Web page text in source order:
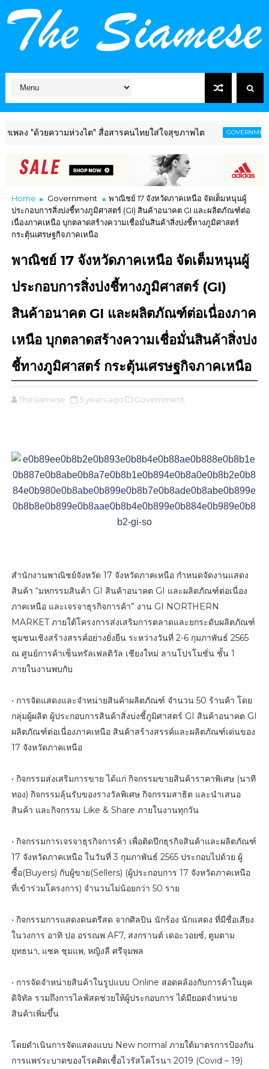
ด้วยความห่วงไต" สื่อสารคนไทยใส่ใจสุขภาพไต GOVERNMENT วัด
Home Government
พาณิชย์ 17 จังหวัดภาคเหนือ จัดเต็มหนุนผู้
ประกอบการสิ่งบ่งชี้ทางภูมิศาสตร์ (GI) สินค้าอนาคต GI และผลิตภัณฑ์ต่อ
เนื่องภาคเหนือ บุกตลาดสร้างความเชื่อมั่นสินค้าสิ่งบ่งชี้ทางภูมิศาสตร์
กระตุ้นเศรษฐกิจภาคเหนือ
พาณิชย์ 17 จังหวัดภาคเหนือ จัดเต็มหนุนผู้
ประกอบการสิ่งบ่งชี้ทางภูมิศาสตร์ (GI)
สินค้าอนาคต GI และผลิตภัณฑ์ต่อเนื่องภาค
เหนือ บุกตลาดสร้างความเชื่อมั่นสินค้าสิ่งบ่ง
ชี้ทางภูมิศาสตร์ กระตุ้นเศรษฐกิจภาคเหนือ
Thesiamese 5 years ago Government,
สำนักงานพาณิชย์จังหวัด 17 จังหวัดภาคเหนือ กำหนดจัดงานแสดง
สินค้า “มหกรรมสินค้า GI สินค้าอนาคต GI และผลิตภัณฑ์ต่อเนื่อง
ภาคเหนือ และเจรจาธุรกิจการค้า” งาน GI NORTHERN
MARKET ภายใต้โครงการส่งเสริมการตลาดและยกระดับผลิตภัณฑ์
ชุมชนเชิงสร้างสรรค์อย่างยั่งยืน ระหว่างวันที่ 2-6 กุมภาพันธ์ 2565
ณ ศูนย์การค้าเซ็นทรัลเฟลติวัล เชียงใหม่ ลานโปรโมชั่น ชั้น 1
ภายในงานพบกับ
• การจัดแสดงและจำหน่ายสินค้าผลิตภัณฑ์ จำนวน 50 ร้านค้า โดย
กลุ่มผู้ผลิต ผู้ประกอบการสินค้าสิ่งบ่งชี้ภูมิศาสตร์ GI สินค้าอนาคต GI
ผลิตภัณฑ์ต่อเนื่องภาคเหนือ สินค้าสร้างสรรค์และผลิตภัณฑ์เด่นของ
17 จังหวัดภาคเหนือ
• กิจกรรมส่งเสริมการขาย ได้แก่ กิจกรรมขายสินค้าราคาพิเศษ (นาที
ทอง) กิจกรรมลุ้นรับของรางวัลพิเศษ กิจกรรมสาธิต และนำเสนอ
สินค้า และกิจกรรม Like & Share ภายในงานทุกวัน
• กิจกรรมการเจรจาธุรกิจการค้า เพื่อติดปีกธุรกิจสินค้าและผลิตภัณฑ์
17 จังหวัดภาคเหนือ ในวันที่ 3 กุมภาพันธ์ 2565 ประกอบไปด้วย ผู้
ซื้อ(Buyers) กับผู้ขาย(Sellers) (ผู้ประกอบการ 17 จังหวัดภาคเหนือ
ที่เข้าร่วมโครงการ) จำนวนไม่น้อยกว่า 50 ราย
• กิจกรรมการแสดงดนตรีสด จากศิลปิน นักร้อง นักแสดง ที่มีชื่อเสียง
ในวงการ อาทิ ปอ อรรณพ AF7, สงกรานต์ เดอะวอยซ์, ตูมตาม
ยุทธนา, แซค ชุมแพ, หญิงลี ศรีจุมพล
• การจัดจำหน่ายสินค้าในรูปแบบ Online สอดคล้องกับการค้าในยุค
ดิจิทัล รวมถึงการไลฟ์สดช่วยให้ผู้ประกอบการ ได้มียอดจำหน่าย
สินค้าเพิ่มขึ้น
โดยดำเนินการจัดแสดงแบบ New normal ภายใต้มาตรการป้องกัน
การแพร่ระบาดของโรคติดเชื้อไวรัสโคโรนา 2019 (Covid – 19)